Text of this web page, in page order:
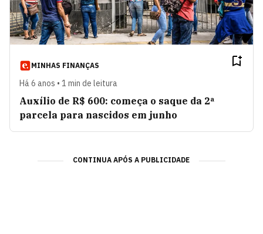
MINHAS FINANÇAS
Há 6 anos • 1 min de leitura
Auxílio de R$ 600: começa o saque da 2ª
parcela para nascidos em junho
CONTINUA APÓS A PUBLICIDADE